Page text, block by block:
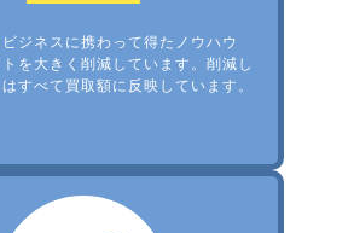
ジネスに携わって得たノウハウ
を大きく削減しています。削減し
すべて買取額に反映しています。